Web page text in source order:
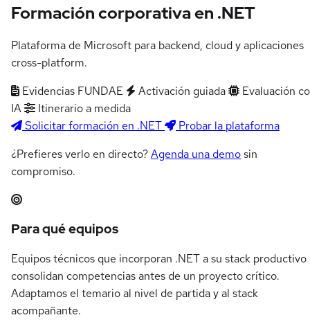
Formación corporativa en .NET
Plataforma de Microsoft para backend, cloud y aplicaciones
cross-platform.
Evidencias FUNDAE
Activación guiada
Evaluación
IA
Itinerario a medida
Solicitar formación en .NET
Probar la plataforma
¿Prefieres verlo en directo?Agenda una demosin
compromiso.
Resumen del itinerario en .NET
Para qué equipos
Equipos técnicos que incorporan .NET a su stack productivo
consolidan competencias antes de un proyecto crítico.
Adaptamos el temario al nivel de partida y al stack
acompañante.